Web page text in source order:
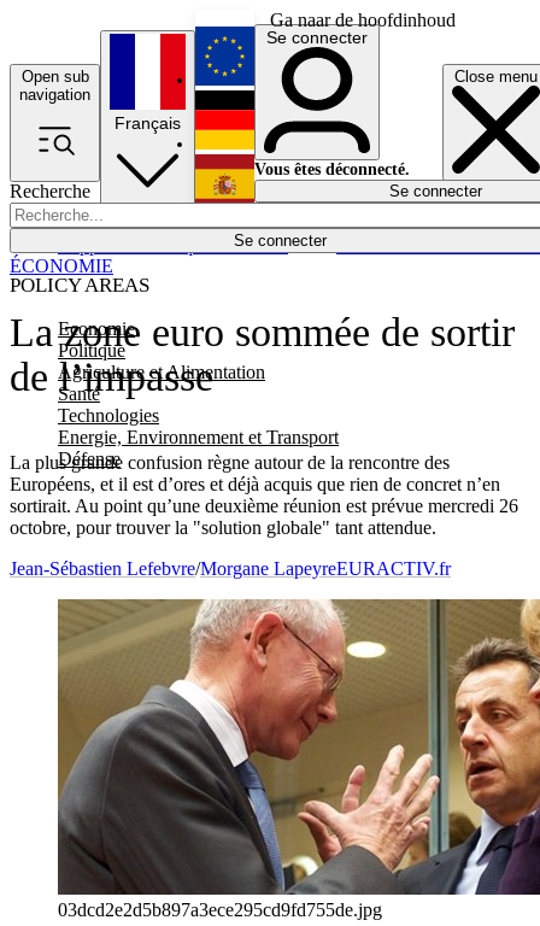
Ga naar de hoofdinhoud
Open sub
navigation
Close menu
Recherche
Se connecter
POLICY AREAS
Economie
Politique
Agriculture et Alimentation
Santé
Technologies
Energie, Environnement et Transport
Défense
Économie
Français
English
Deutsch
Español
Se connecter
Vous êtes déconnecté.
Se connecter
La zone euro sommée de sortir
de l’impasse
La plus grande confusion règne autour de la rencontre des
Européens, et il est d’ores et déjà acquis que rien de concret n’en
sortirait. Au point qu’une deuxième réunion est prévue mercredi 26
octobre, pour trouver la "solution globale" tant attendue.
ÉCONOMIE
Jean-Sébastien Lefebvre/Morgane LapeyreEURACTIV.fr
03dcd2e2d5b897a3ece295cd9fd755de.jpg